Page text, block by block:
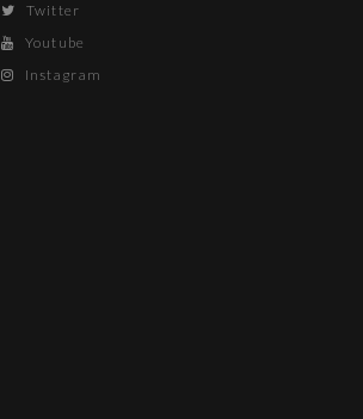
Twitter
Youtube
Instagram